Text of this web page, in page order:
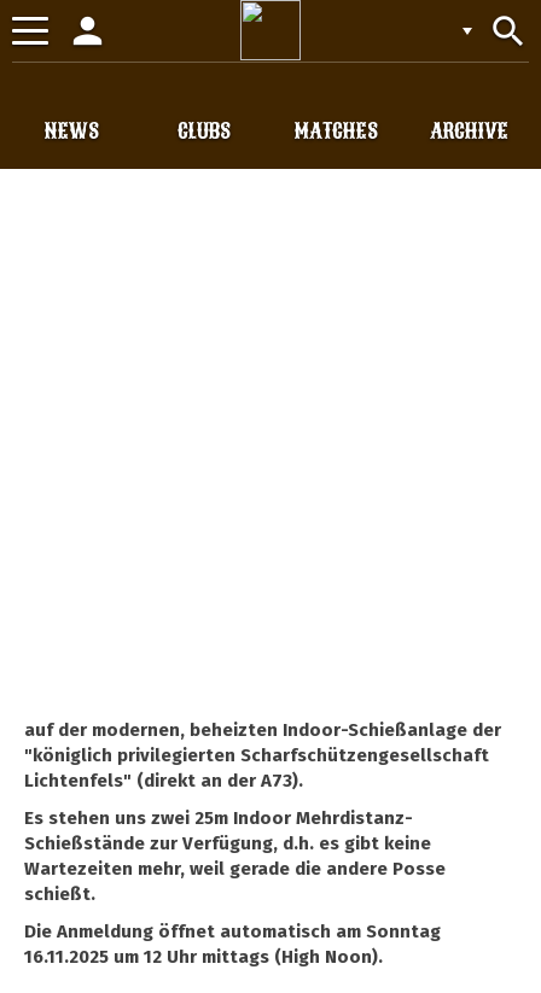
Toggle
navigation
search
person
CLUBS
NEWS MATCHES ARCHIVE
auf der modernen, beheizten Indoor-Schießanlage der
"königlich privilegierten Scharfschützengesellschaft
Lichtenfels" (direkt an der A73).
Es stehen uns zwei 25m Indoor Mehrdistanz-
Schießstände zur Verfügung, d.h. es gibt keine
Wartezeiten mehr, weil gerade die andere Posse
schießt.
Die Anmeldung öffnet automatisch am Sonntag
16.11.2025 um 12 Uhr mittags (High Noon).